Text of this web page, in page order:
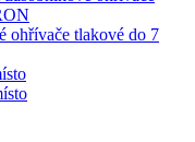
ohřívače tlakové do 7